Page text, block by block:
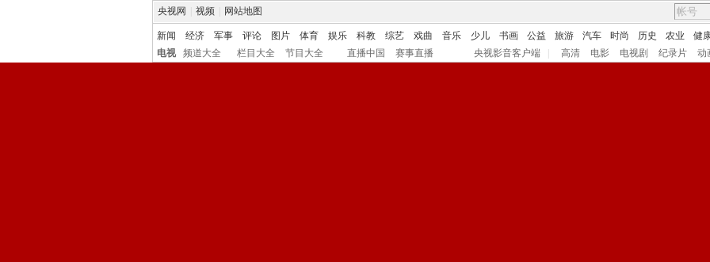
央视网 视频 网站地图
新闻 经济 军事 评论 图片 体育 娱乐 科教 综艺 戏曲 音乐 少儿 书画 公益 旅游 汽车 时尚 历史 农业
健
电视
频道大全 栏目大全 节目大全 直播中国 赛事直播 央视影音客户端 高清 电影 电视剧 纪录片 动